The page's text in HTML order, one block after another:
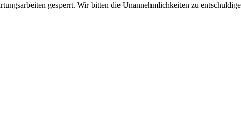
gesperrt. Wir bitten die Unannehmlichkeiten zu